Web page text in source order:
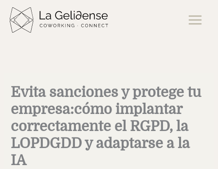
contingut
Evita sanciones y protege tu
empresa:cómo implantar
correctamente el RGPD, la
LOPDGDD y adaptarse a la
IA